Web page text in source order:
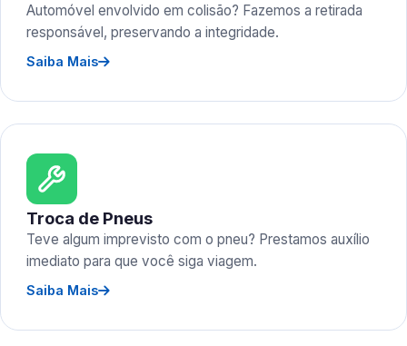
Automóvel envolvido em colisão? Fazemos a retirada
responsável, preservando a integridade.
Saiba Mais
Troca de Pneus
Teve algum imprevisto com o pneu? Prestamos auxílio
imediato para que você siga viagem.
Saiba Mais